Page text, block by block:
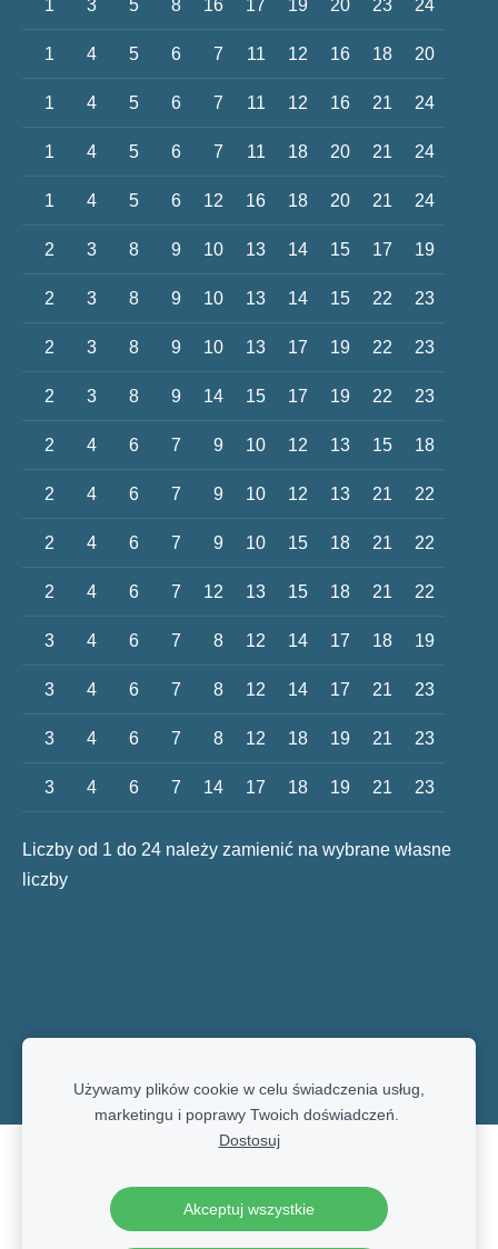
1 3 5 8 16 17 19 20 23 24
1 4 5 6 7 11 12 16 18 20
1 4 5 6 7 11 12 16 21 24
1 4 5 6 7 11 18 20 21 24
1 4 5 6 12 16 18 20 21 24
2 3 8 9 10 13 14 15 17 19
2 3 8 9 10 13 14 15 22 23
2 3 8 9 10 13 17 19 22 23
2 3 8 9 14 15 17 19 22 23
2 4 6 7 9 10 12 13 15 18
2 4 6 7 9 10 12 13 21 22
2 4 6 7 9 10 15 18 21 22
2 4 6 7 12 13 15 18 21 22
3 4 6 7 8 12 14 17 18 19
3 4 6 7 8 12 14 17 21 23
3 4 6 7 8 12 18 19 21 23
3 4 6 7 14 17 18 19 21 23
Liczby od 1 do 24 należy zamienić na wybrane własne
liczby
Używamy plików cookie w celu świadczenia usług,
marketingu i poprawy Twoich doświadczeń.
Dostosuj
Akceptuj wszystkie